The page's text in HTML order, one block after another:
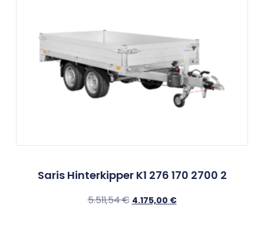
Saris Hinterkipper K1 276 170 2700 2
5.511,54€ 4.175,00 €